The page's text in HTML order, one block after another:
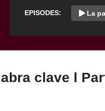
EPISODES: La
clave l